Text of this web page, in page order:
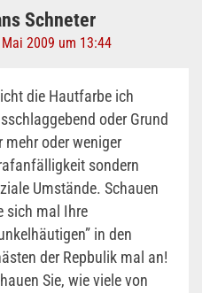
Schneter
2009 um 13:44
die Hautfarbe ich
oder Grund
mehr oder weniger
sondern
Umstände. Schauen
sich mal Ihre
in den
der Repbulik mal an!
Sie, wie viele von